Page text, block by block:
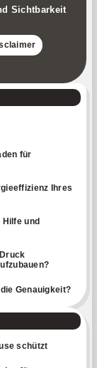
Sichtbarkeit
für
Ihres
Hilfe und
Genauigkeit?
schützt